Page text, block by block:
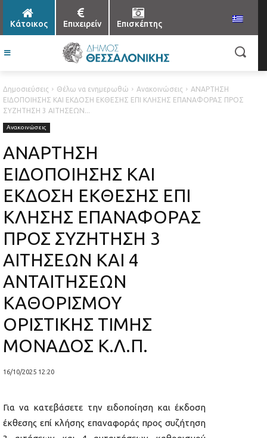
Κάτοικος Επιχειρείν Επισκέπτης
Δημοσιεύσεις Θέλω να ενημερωθώ Ανακοινώσεις
ΑΝΑΡΤΗΣΗ
ΕΙΔΟΠΟΙΗΣΗΣ ΚΑΙ ΕΚΔΟΣΗ ΕΚΘΕΣΗΣ ΕΠΙ ΚΛΗΣΗΣ ΕΠΑΝΑΦΟΡΑΣ ΠΡΟΣ
ΣΥΖΗΤΗΣΗ 3 ΑΙΤΗΣΕΩΝ...
Ανακοινώσεις
ΑΝΑΡΤΗΣΗ
ΕΙΔΟΠΟΙΗΣΗΣ ΚΑΙ
ΕΚΔΟΣΗ ΕΚΘΕΣΗΣ ΕΠΙ
ΚΛΗΣΗΣ ΕΠΑΝΑΦΟΡΑΣ
ΠΡΟΣ ΣΥΖΗΤΗΣΗ 3
ΑΙΤΗΣΕΩΝ ΚΑΙ 4
ΑΝΤΑΙΤΗΣΕΩΝ
ΚΑΘΟΡΙΣΜΟΥ
ΟΡΙΣΤΙΚΗΣ ΤΙΜΗΣ
ΜΟΝΑΔΟΣ Κ.Λ.Π.
16/10/2025 12:20
Για να κατεβάσετε την ειδοποίηση και έκδοση
έκθεσης επί κλήσης επαναφοράς προς συζήτηση